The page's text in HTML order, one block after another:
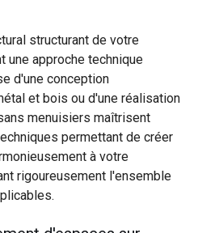
structurant de votre
une approche technique
d'une conception
et bois ou d'une réalisation
menuisiers maîtrisent
permettant de créer
à votre
rigoureusement l'ensemble